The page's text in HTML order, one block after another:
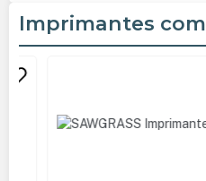
Imprimantes